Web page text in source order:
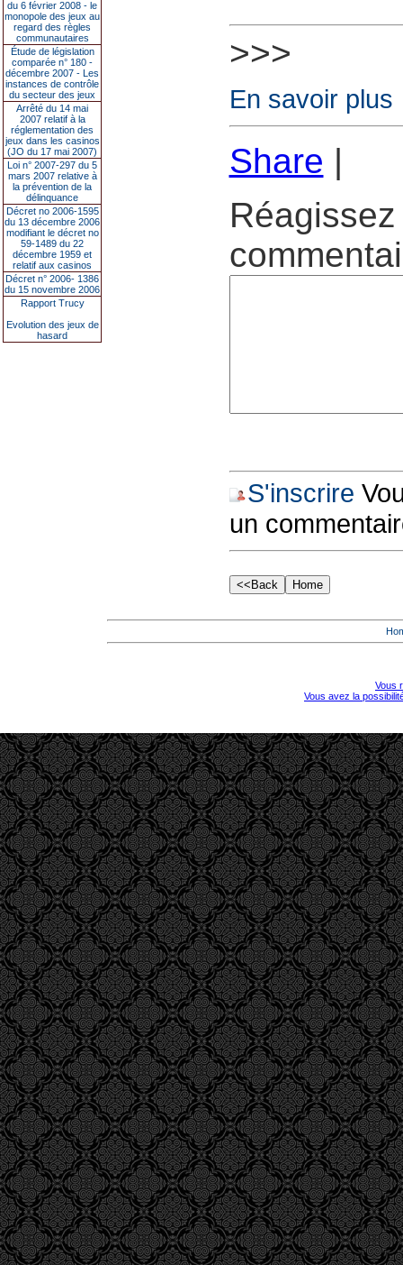
du 6 février 2008 - le
monopole des jeux au
regard des règles
communautaires
Étude de législation
comparée n° 180 -
décembre 2007 - Les
instances de contrôle
du secteur des jeux
Arrêté du 14 mai
2007 relatif à la
réglementation des
jeux dans les casinos
(JO du 17 mai 2007)
Loi n° 2007-297 du 5
mars 2007 relative à
la prévention de la
délinquance
Décret no 2006-1595
du 13 décembre 2006
modifiant le décret no
59-1489 du 22
décembre 1959 et
relatif aux casinos
Décret n° 2006- 1386
du 15 novembre 2006
Rapport Trucy
Evolution des jeux de
hasard
>>>
En savoir plus
Share |
S'inscrire
un
Vous
Vous avez la